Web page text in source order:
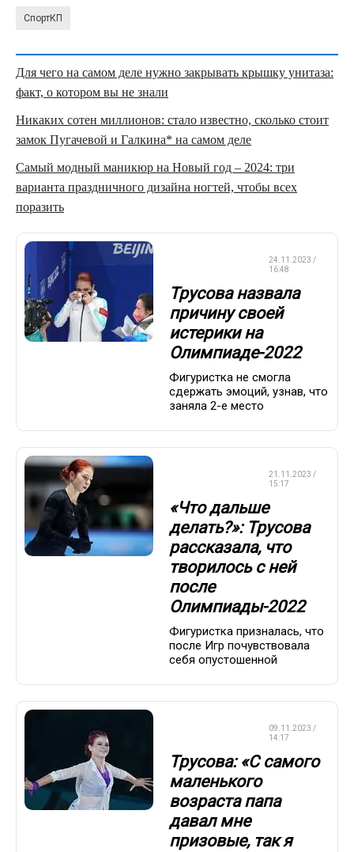
СпортКП
Для чего на самом деле нужно закрывать крышку унитаза:
факт, о котором вы не знали
Никаких сотен миллионов: стало известно, сколько стоит
замок Пугачевой и Галкина* на самом деле
Самый модный маникюр на Новый год – 2024: три
варианта праздничного дизайна ногтей, чтобы всех
поразить
24.11.2023 /
16:48
Трусова назвала
причину своей
истерики на
Олимпиаде-2022
Фигуристка не смогла
сдержать эмоций, узнав, что
заняла 2-е место
21.11.2023 /
15:17
«Что дальше
делать?»: Трусова
рассказала, что
творилось с ней
после
Олимпиады-2022
Фигуристка призналась, что
после Игр почувствовала
себя опустошенной
09.11.2023 /
14:17
Трусова: «С самого
маленького
возраста папа
давал мне
призовые, так я